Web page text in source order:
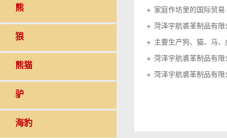
熊
狼
熊猫
驴
海豹
家庭作坊里的国际贸易
菏泽宇航裘革制品有
菏泽宇航裘革制品有限
菏泽宇航裘革制品有限